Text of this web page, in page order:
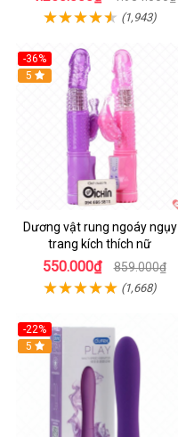
(1,943)
-36%
Hot
5
Dương vật rung ngoáy ngụy
trang kích thích nữ
550.000₫ 859.000₫
(1,668)
-22%
Hot
5